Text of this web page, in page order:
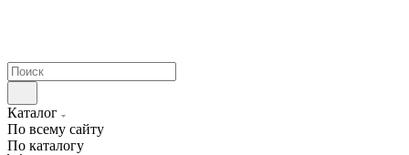
Каталог
По всему сайту
По каталогу